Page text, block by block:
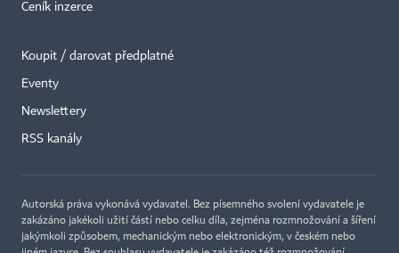
Ceník inzerce
Koupit / darovat předplatné
Eventy
Newslettery
RSS kanály
Autorská práva vykonává vydavatel. Bez písemného svolení vydavatele je
zakázáno jakékoli užití částí nebo celku díla, zejména rozmnožování a šíření
jakýmkoli způsobem, mechanickým nebo elektronickým, v českém nebo